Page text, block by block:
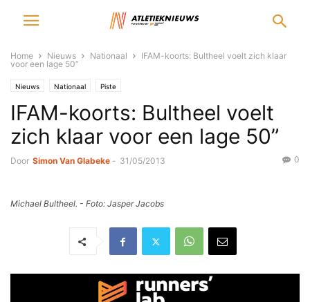
Home Nieuws Nationaal
IFAM-koorts: Bultheel voelt zich klaar
voor een lage 50”
Nieuws Nationaal Piste
IFAM-koorts: Bultheel voelt
zich klaar voor een lage 50”
Door Simon Van Glabeke - 31/05/2013 0
Michael Bultheel. - Foto: Jasper Jacobs